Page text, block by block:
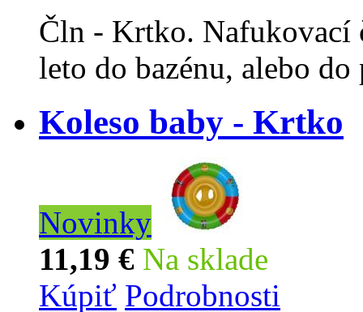
Čln - Krtko. Nafukovací
leto do bazénu, alebo
Koleso baby - Krtko
Novinky
11,19 € Na sklade
Kúpiť Podrobnosti